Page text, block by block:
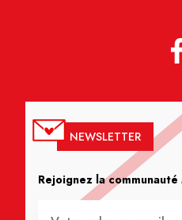
NEWSLETTER
Rejoignez la